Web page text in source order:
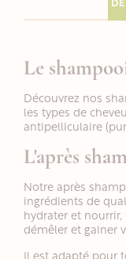
Le
Découvrez nos
les types de
antipelliculaire
L'après
Notre après
ingrédients de
hydrater et
démêler et gainer